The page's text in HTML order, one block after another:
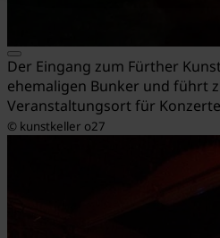
Der Eingang zum Fürther
ehemaligen Bunker und führt
Veranstaltungsort für
© kunstkeller o27